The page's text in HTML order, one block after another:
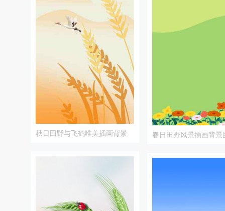
秋日田野与飞鹤唯美插画背景 春日田野风景插画背景